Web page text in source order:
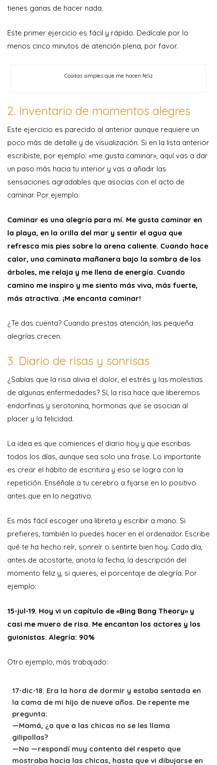
tienes ganas de hacer nada.
Este primer ejercicio es fácil y rápido. Dedícale por lo
menos cinco minutos de atención plena, por favor.
Cositas simples que me hacen feliz
2. Inventario de momentos alegres
Este ejercicio es parecido al anterior aunque requiere un
poco más de detalle y de visualización. Si en la lista anterior
escribiste, por ejemplo: «me gusta caminar», aquí vas a dar
un paso más hacia tu interior y vas a añadir las
sensaciones agradables que asocias con el acto de
caminar. Por ejemplo:
Caminar es una alegría para mí. Me gusta caminar en
la playa, en la orilla del mar y sentir el agua que
refresca mis pies sobre la arena caliente. Cuando hace
calor, una caminata mañanera bajo la sombra de los
árboles, me relaja y me llena de energía. Cuando
camino me inspiro y me siento más viva, más fuerte,
más atractiva. ¡Me encanta caminar!
¿Te das cuenta? Cuando prestas atención, las pequeña
alegrías crecen.
3. Diario de risas y sonrisas
¿Sabías que la risa alivia el dolor, el estrés y las molestias
de algunas enfermedades? Sí, la risa hace que liberemos
endorfinas y serotonina, hormonas que se asocian al
placer y la felicidad.
La idea es que comiences el diario hoy y que escribas
todos los días, aunque sea solo una frase. Lo importante
es crear el hábito de escritura y eso se logra con la
repetición. Enséñale a tu cerebro a fijarse en lo positivo
antes que en lo negativo.
Es más fácil escoger una libreta y escribir a mano. Si
prefieres, también lo puedes hacer en el ordenador. Escribe
qué te ha hecho reír, sonreír o sentirte bien hoy. Cada día,
antes de acostarte, anota la fecha, la descripción del
momento feliz y, si quieres, el porcentaje de alegría. Por
ejemplo:
15-jul-19. Hoy vi un capítulo de «Bing Bang Theory» y
casi me muero de risa. Me encantan los actores y los
guionistas. Alegría: 90%
Otro ejemplo, más trabajado:
17-dic-18. Era la hora de dormir y estaba sentada en
la cama de mi hijo de nueve años. De repente me
pregunta:
—Mamá, ¿a que a las chicas no se les llama
gilipollas?
—No —respondí muy contenta del respeto que
mostraba hacia las chicas, hasta que vi dibujarse en